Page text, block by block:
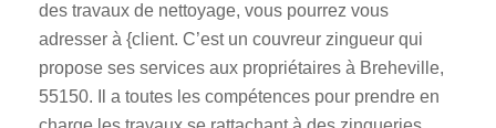
des travaux de nettoyage, vous pourrez vous
adresser à {client. C’est un couvreur zingueur qui
propose ses services aux propriétaires à Breheville,
55150. Il a toutes les compétences pour prendre en